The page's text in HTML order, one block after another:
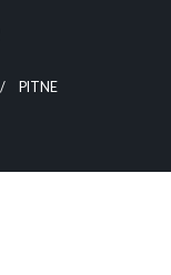
PITNE